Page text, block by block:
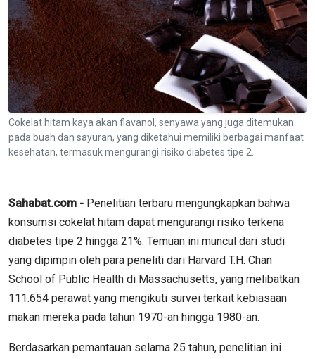
Cokelat hitam kaya akan flavanol, senyawa yang juga ditemukan
pada buah dan sayuran, yang diketahui memiliki berbagai manfaat
kesehatan, termasuk mengurangi risiko diabetes tipe 2.
Sahabat.com - Penelitian terbaru mengungkapkan bahwa
konsumsi cokelat hitam dapat mengurangi risiko terkena
diabetes tipe 2 hingga 21%. Temuan ini muncul dari studi
yang dipimpin oleh para peneliti dari Harvard T.H. Chan
School of Public Health di Massachusetts, yang melibatkan
111.654 perawat yang mengikuti survei terkait kebiasaan
makan mereka pada tahun 1970-an hingga 1980-an.
Berdasarkan pemantauan selama 25 tahun, penelitian ini